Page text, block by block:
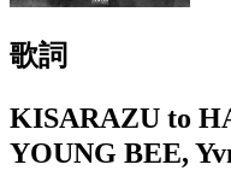
歌詞
KISARAZU to
YOUNG BEE,